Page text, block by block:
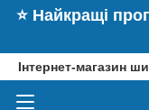
⭐️ Найкращі
Інтернет-магазин